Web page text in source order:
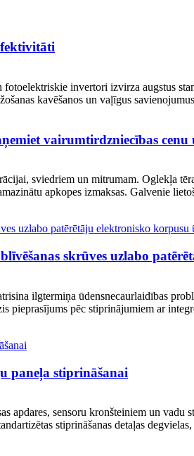
invertori izvirza augstus
kavēšanos un vaļīgus
vairumtirdzniecības
sviedriem un mitrumam. Oglekļa
apkopes izmaksas. Galvenie
skrūves uzlabo
ilgtermiņa ūdensnecaurlaidības
pieprasījums pēc stiprinājumiem ar
paneļa stiprināšanai
apdares, sensoru kronšteiniem un
stiprināšanas detaļas